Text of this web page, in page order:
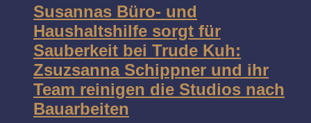
Susannas Büro- und
Haushaltshilfe sorgt für
Sauberkeit bei Trude Kuh:
Zsuzsanna Schippner und ihr
Team reinigen die Studios nach
Bauarbeiten